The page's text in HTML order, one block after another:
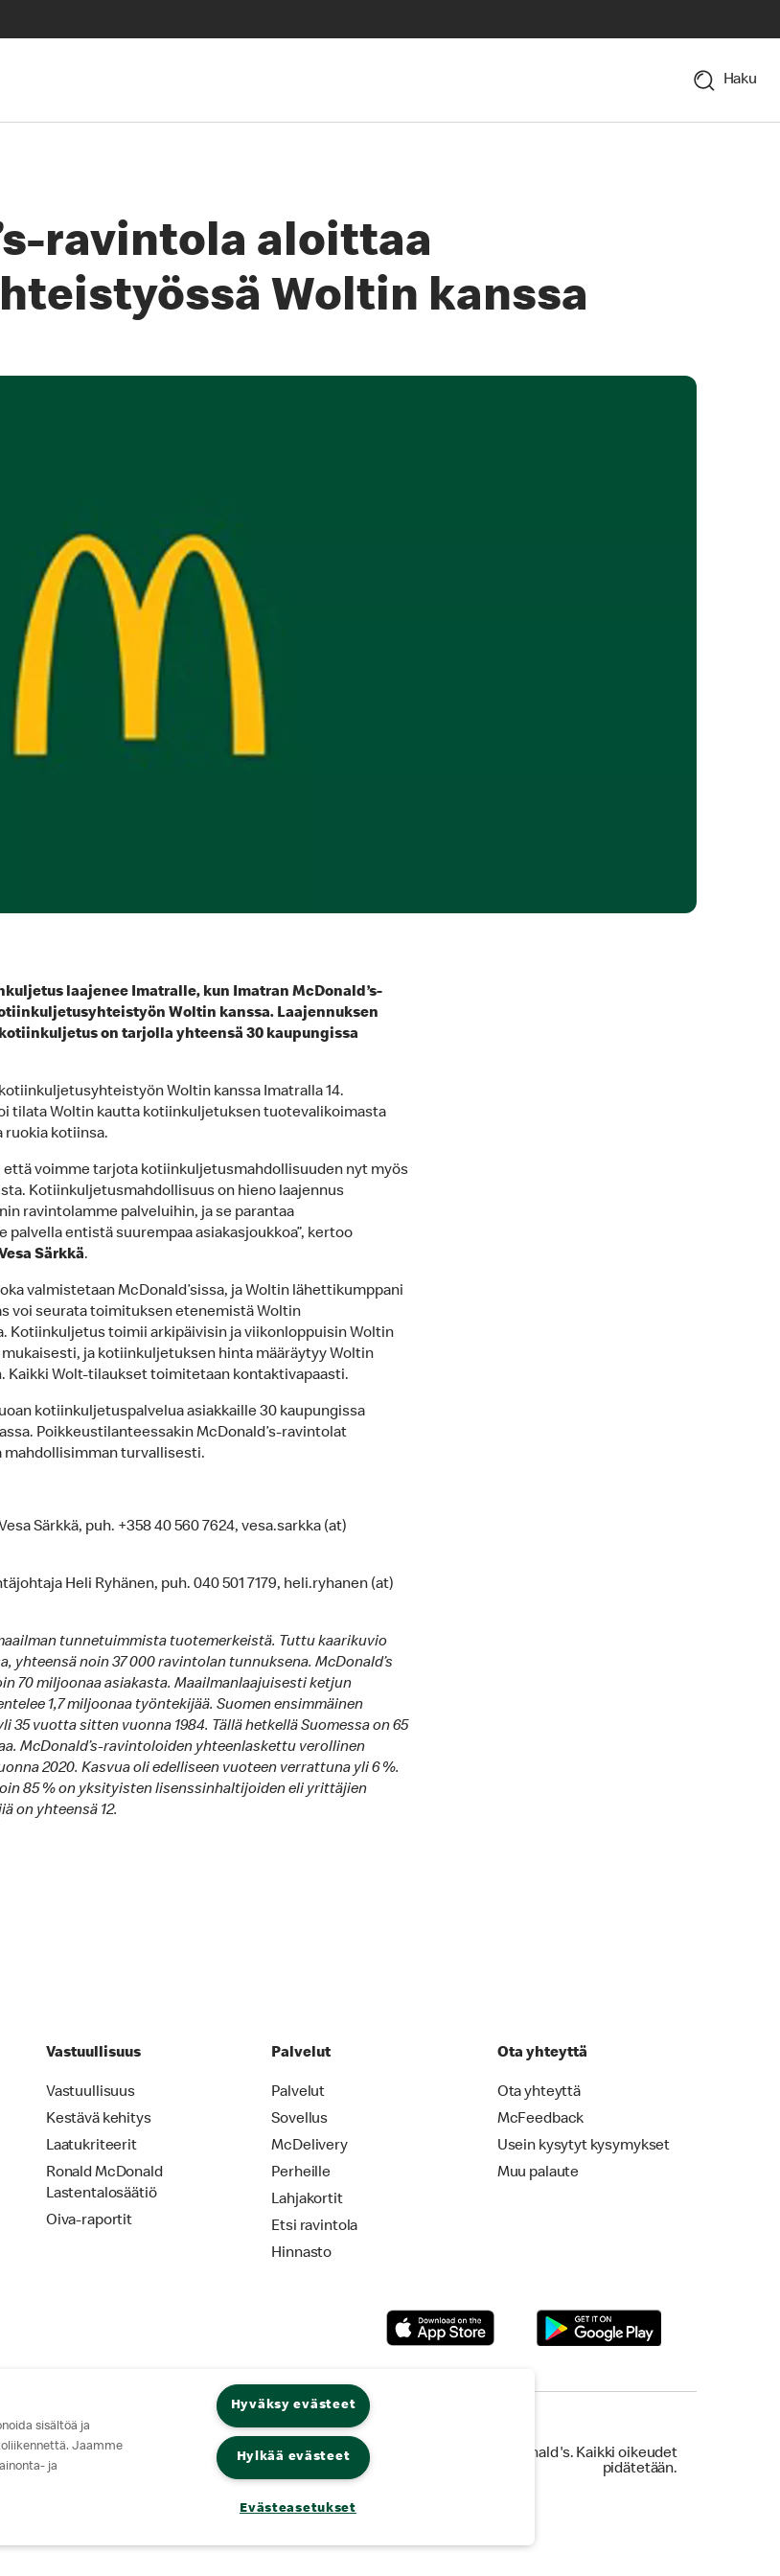
Haku
ravintola aloittaa
Woltin kanssa
laajenee Imatralle, kun Imatran McDonald’s-
Woltin kanssa. Laajennuksen
on tarjolla yhteensä 30 kaupungissa
Woltin kanssa Imatralla 14.
tilata Woltin kautta kotiinkuljetuksen tuotevalikoimasta
ruokia kotiinsa.
että voimme tarjota kotiinkuljetusmahdollisuuden nyt myös
Kotiinkuljetusmahdollisuus on hieno laajennus
ravintolamme palveluihin, ja se parantaa
palvella entistä suurempaa asiakasjoukkoa”, kertoo
Vesa Särkkä.
valmistetaan McDonald’sissa, ja Woltin lähettikumppani
voi seurata toimituksen etenemistä Woltin
Kotiinkuljetus toimii arkipäivisin ja viikonloppuisin Woltin
ja kotiinkuljetuksen hinta määräytyy Woltin
Kaikki Wolt-tilaukset toimitetaan kontaktivapaasti.
kotiinkuljetuspalvelua asiakkaille 30 kaupungissa
Poikkeustilanteessakin McDonald’s-ravintolat
mahdollisimman turvallisesti.
Särkkä, puh. +358 40 560 7624, vesa.sarkka (at)
Heli Ryhänen, puh. 040 501 7179, heli.ryhanen (at)
tunnetuimmista tuotemerkeistä. Tuttu kaarikuvio
yhteensä noin 37 000 ravintolan tunnuksena. McDonald’s
70 miljoonaa asiakasta. Maailmanlaajuisesti ketjun
1,7 miljoonaa työntekijää. Suomen ensimmäinen
35 vuotta sitten vuonna 1984. Tällä hetkellä Suomessa on 65
McDonald’s-ravintoloiden yhteenlaskettu verollinen
2020. Kasvua oli edelliseen vuoteen verrattuna yli 6 %.
85 % on yksityisten lisenssinhaltijoiden eli yrittäjien
on yhteensä 12.
Vastuullisuus
Vastuullisuus
Kestävä kehitys
Laatukriteerit
Ronald McDonald
Lastentalosäätiö
Oiva-raportit
Palvelut
Palvelut
Sovellus
McDelivery
Perheille
Lahjakortit
Etsi ravintola
Hinnasto
Ota yhteyttä
Ota yhteyttä
McFeedback
Usein kysytyt kysymykset
Muu palaute
© 2026 McDonald's. Kaikki oikeudet
pidätetään.
sisältöä ja
Jaamme
ja
Hyväksy evästeet
Hylkää evästeet
Evästeasetukset